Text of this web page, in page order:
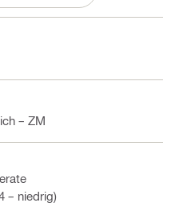
– ZM
– niedrig)